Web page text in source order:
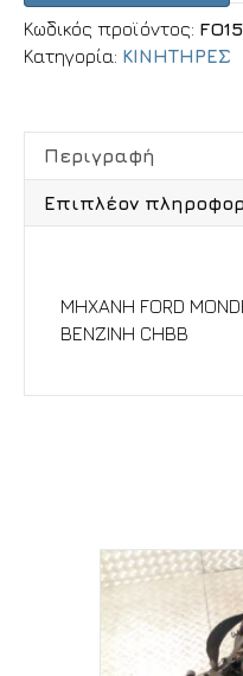
Κωδικός προϊόντος:
Κατηγορία: ΚΙΝΗΤΗΡΕΣ
Περιγραφή
Επιπλέον
ΜΗΧΑΝΗ FORD
ΒΕΝΖΙΝΗ CHBB